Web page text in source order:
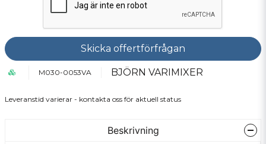
Skicka offertförfrågan
M030-0053VA BJÖRN VARIMIXER
Leveranstid varierar - kontakta oss för aktuell status
Beskrivning